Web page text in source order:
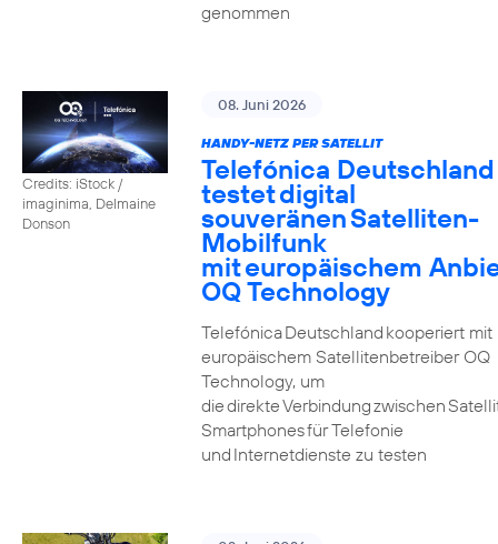
genommen
Credits: iStock /
imaginima, Delmaine
Donson
08. Juni 2026
HANDY-NETZ PER SATELLIT
Telefónica Deutschland
testet digital
souveränen Satelliten-
Mobilfunk
mit europäischem
OQ Technology
Telefónica Deutschland kooperiert mit
europäischem Satellitenbetreiber OQ
Technology, um
die direkte Verbindung zwischen
Smartphones für Telefonie
und Internetdienste zu testen